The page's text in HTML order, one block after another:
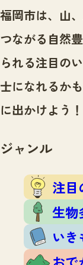
セン
サイト
プラ
ニュ
市の
いきも
いき
注目
生物多
保全ア
イベ
いきも
調査レ
調査
ふくお
マッチ
マッチ
掲載
お問合
福岡市は、山
つながる自然
られる注目の
士になれるか
に出かけよう！
ジャンル
注目
生物
いき